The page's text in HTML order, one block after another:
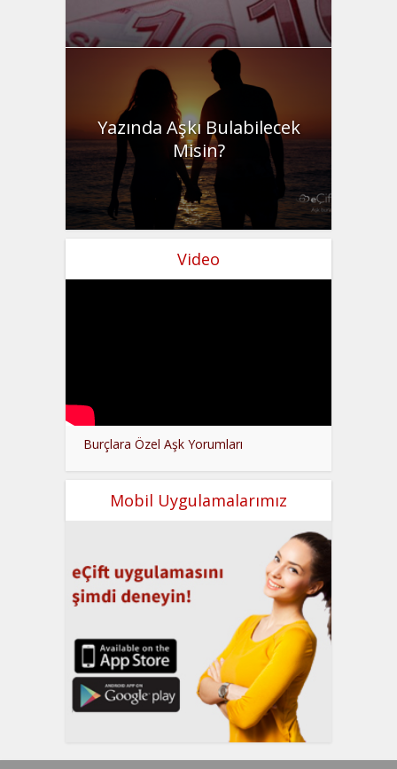
Yazında Aşkı Bulabilecek
Misin?
Video
Burçlara Özel Aşk Yorumları
Mobil Uygulamalarımız